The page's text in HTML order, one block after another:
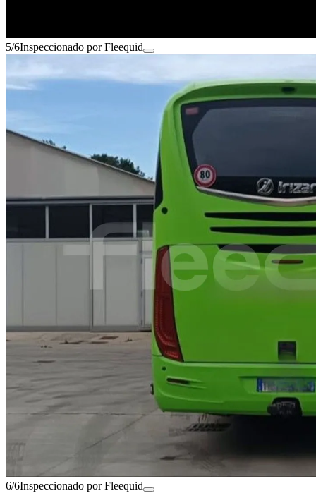
5/6Inspeccionado por Fleequid
6/6Inspeccionado por Fleequid